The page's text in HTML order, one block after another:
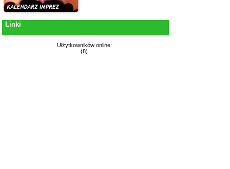
Linki
Ułźytkowników online:
(8)